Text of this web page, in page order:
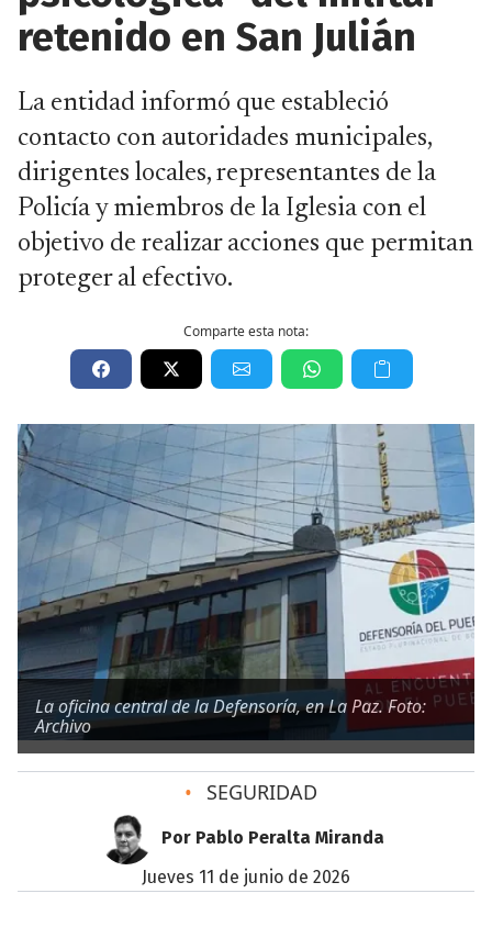
retenido en San Julián
La entidad informó que estableció
contacto con autoridades municipales,
dirigentes locales, representantes de la
Policía y miembros de la Iglesia con el
objetivo de realizar acciones que permitan
proteger al efectivo.
Comparte esta nota:
La oficina central de la Defensoría, en La Paz. Foto:
Archivo
• SEGURIDAD
Por Pablo Peralta Miranda
jueves 11 de junio de 2026